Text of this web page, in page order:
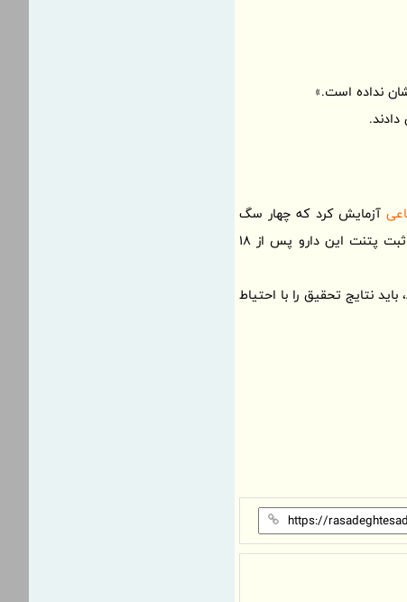
نداده است.»
آزمایش کرد که چهار سگ
توانستند دوباره حرکت کنند. نتایج این آزمایش در یک مجله علمی بین‌المللی منتشر شده است. اکنون ثبت پتنت این دارو پس از 18
با‌این‌حال، کارشناسان تأکید کرده‌اند تا زمان انجام آزمایش‌های بالینی بیشتر و تأیید ایمنی توسط Anvisa، باید نتایج تحقیق را با احتیاط